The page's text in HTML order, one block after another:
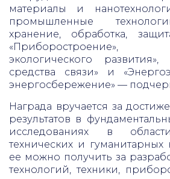
материалы и
промышленные
хранение, обработка,
«Приборостроение»,
экологического
средства связи» и
энергосбережение» —
Награда вручается за
результатов в
исследованиях в
технических и гуманитарных
ее можно получить за
технологий, техники,